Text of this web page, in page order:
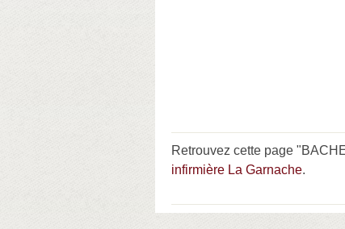
Retrouvez cette page
infirmière La Garnache.